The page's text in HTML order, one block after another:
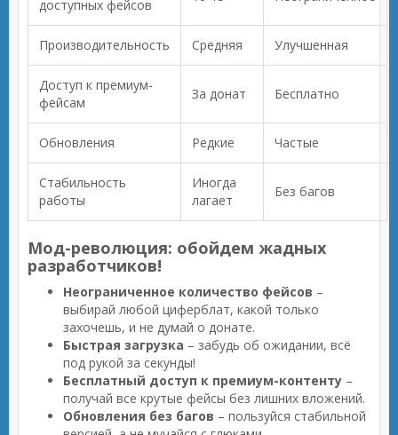
доступных фейсов
Производительность Средняя Улучшенная
Доступ к премиум-
фейсам
За донат Бесплатно
Обновления Редкие Частые
Стабильность
работы
Иногда
лагает
Без багов
Мод-революция: обойдем жадных
разработчиков!
Неограниченное количество фейсов –
выбирай любой циферблат, какой только
захочешь, и не думай о донате.
Быстрая загрузка – забудь об ожидании, всё
под рукой за секунды!
Бесплатный доступ к премиум-контенту –
получай все крутые фейсы без лишних вложений.
Обновления без багов – пользуйся стабильной